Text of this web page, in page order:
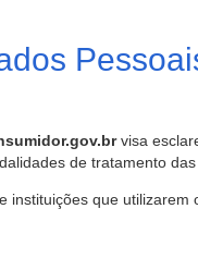
visa
de tratamento
instituições que utilizarem